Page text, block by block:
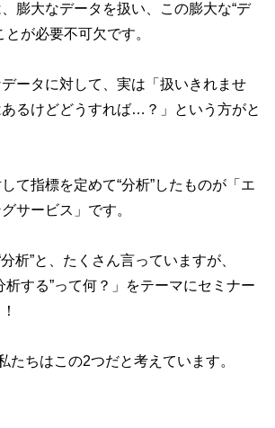
膨大なデータを扱い、この膨大な“デ
とが必要不可欠です。
ータに対して、実は「扱いきれませ
るけどどうすれば…？」という方がと
て指標を定めて“分析”したものが「エ
サービス」です。
析”と、たくさん言っていますが、
析する”って何？」をテーマにセミナー
たちはこの2つだと考えています。